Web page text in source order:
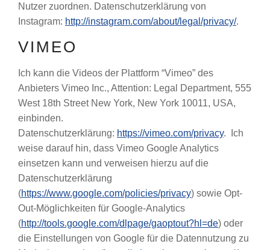
Nutzer zuordnen. Datenschutzerklärung von
Instagram: http://instagram.com/about/legal/privacy/.
VIMEO
Ich kann die Videos der Plattform “Vimeo” des
Anbieters Vimeo Inc., Attention: Legal Department, 555
West 18th Street New York, New York 10011, USA,
einbinden.
Datenschutzerklärung: https://vimeo.com/privacy. Ich
weise darauf hin, dass Vimeo Google Analytics
einsetzen kann und verweisen hierzu auf die
Datenschutzerklärung
(https://www.google.com/policies/privacy) sowie Opt-
Out-Möglichkeiten für Google-Analytics
(http://tools.google.com/dlpage/gaoptout?hl=de) oder
die Einstellungen von Google für die Datennutzung zu